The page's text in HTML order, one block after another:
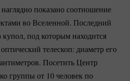
показано соотношение
во Вселенной. Последний
под которым находится
телескоп: диаметр его
Посетить Центр
группы от 10 человек по